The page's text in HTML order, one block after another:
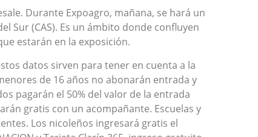
Durante Expoagro, mañana, se hará un
Sur (CAS). Es un ámbito donde confluyen
estarán en la exposición.
datos sirven para tener en cuenta a la
de 16 años no abonarán entrada y
pagarán el 50% del valor de la entrada
gratis con un acompañante. Escuelas y
Los nicoleños ingresará gratis el